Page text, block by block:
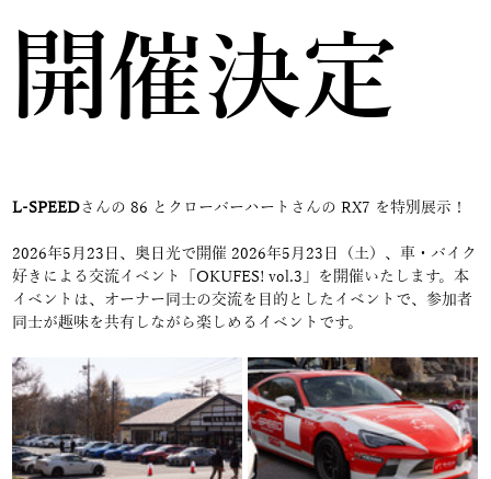
開催決定
L-SPEED さんの 86 とクローバーハートさんの RX7 を特別展示！
2026年5月23日、奥日光で開催 2026年5月23日（土）、車・バイク
好きによる交流イベント「OKUFES! vol.3」を開催いたします。本
イベントは、オーナー同士の交流を目的としたイベントで、参加者
同士が趣味を共有しながら楽しめるイベントです。